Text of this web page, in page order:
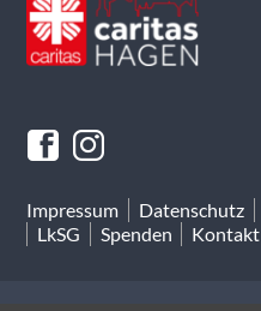
Impressum Datenschutz
LkSG
Spenden Kontakt